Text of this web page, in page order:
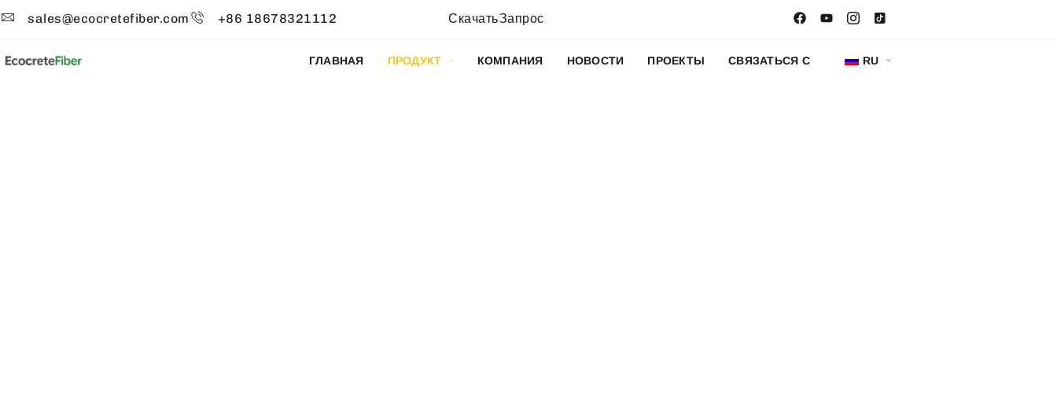
sales@ecocretefiber.com +86 18678321112 СкачатьЗапрос
ГЛАВНАЯ ПРОДУКТ КОМПАНИЯ НОВОСТИ ПРОЕКТЫ СВЯЗАТЬСЯ С RU